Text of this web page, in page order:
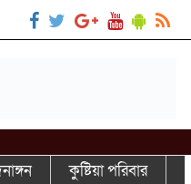
কুষ্টিয়া পরিবার